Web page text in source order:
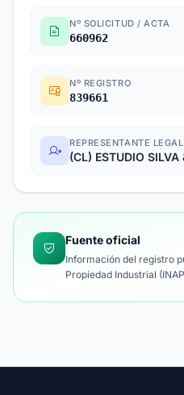
Nº SOLICITUD / ACTA
660962
Nº REGISTRO
839661
REPRESENTANTE LEGAL
(CL) ESTUDIO SILVA
Fuente oficial
Información del registro
Propiedad Industrial